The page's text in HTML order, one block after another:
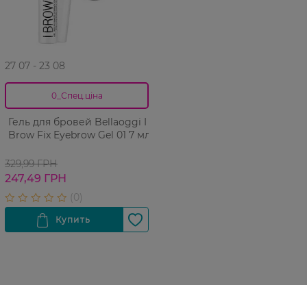
27 07 - 23 08
0_Спец.ціна
Гель для бровей Bellaoggi I
Brow Fix Eyebrow Gel 01 7 мл
329,99 ГРН
247,49 ГРН